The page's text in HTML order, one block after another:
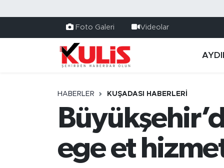
Foto Galeri Videolar
HABERLER KUŞADASI HABERLERI
ege et